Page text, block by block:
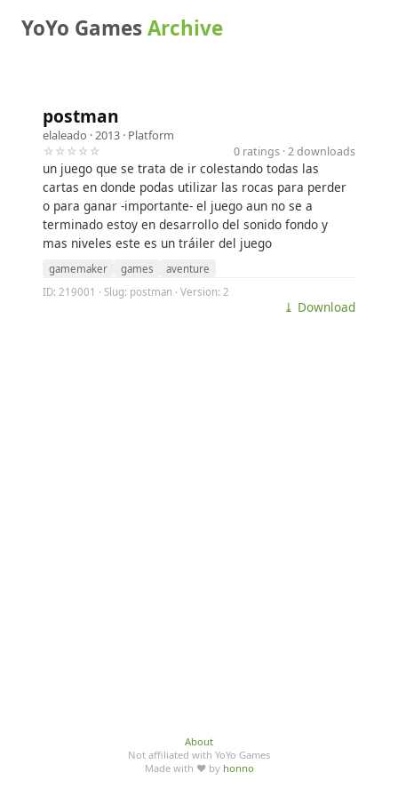
YoYo GamesArchive
postman
elaleado · 2013 · Platform
☆☆☆☆☆
0 ratings · 2 downloads
un juego que se trata de ir colestando todas las
cartas en donde podas utilizar las rocas para perder
o para ganar -importante- el juego aun no se a
terminado estoy en desarrollo del sonido fondo y
mas niveles este es un tráiler del juego
gamemaker games
aventure
ID: 219001 · Slug: postman · Version: 2
⤓ Download
About
Not affiliated with YoYo Games
Made with ♥ by honno